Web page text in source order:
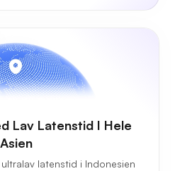
Lav Latenstid I Hele
Asien
latenstid i Indonesien